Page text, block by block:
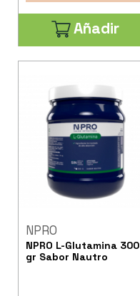
Añadir
NPRO
NPRO L-Glutamina 300
gr Sabor Nautro